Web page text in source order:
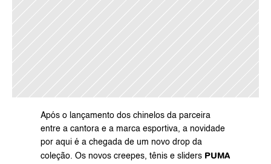
Após o lançamento dos chinelos da parceira
entre a cantora e a marca esportiva, a novidade
por aqui é a chegada de um novo drop da
coleção. Os novos creepes, tênis e sliders PUMA